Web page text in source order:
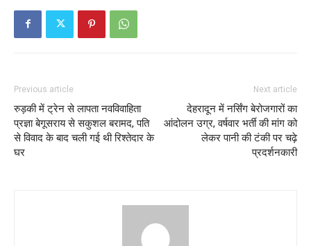
Previous article
रुड़की में ट्रेन से लापता नवविवाहिता
प्रज्ञा बेगूसराय से सकुशल बरामद, पति
से विवाद के बाद चली गई थी रिश्तेदार के
घर
Next article
देहरादून में नर्सिंग बेरोजगारों का
आंदोलन उग्र, वर्षवार भर्ती की मांग को
लेकर पानी की टंकी पर चढ़े
प्रदर्शनकारी